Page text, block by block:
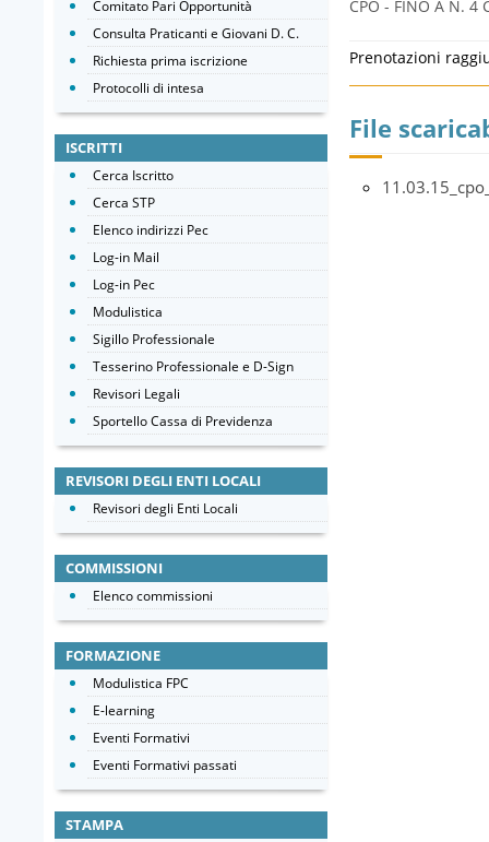
CPO - FINO A N. 4
Prenotazioni
File
Comitato Pari Opportunità
Consulta Praticanti e Giovani D. C.
Richiesta prima iscrizione
Protocolli di intesa
ISCRITTI
Cerca Iscritto
Cerca STP
Elenco indirizzi Pec
Log-in Mail
Log-in Pec
Modulistica
Sigillo Professionale
Tesserino Professionale e D-Sign
Revisori Legali
Sportello Cassa di Previdenza
REVISORI DEGLI ENTI LOCALI
Revisori degli Enti Locali
COMMISSIONI
Elenco commissioni
FORMAZIONE
Modulistica FPC
E-learning
Eventi Formativi
Eventi Formativi passati
STAMPA